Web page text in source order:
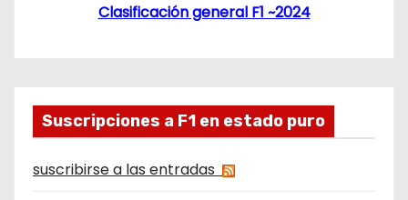
Clasificación general F1 ~2024
Suscripciones a F1 en estado puro
suscribirse a las entradas